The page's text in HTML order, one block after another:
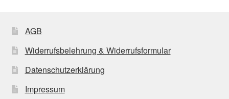
AGB
Widerrufsbelehrung & Widerrufsformular
Datenschutzerklärung
Impressum